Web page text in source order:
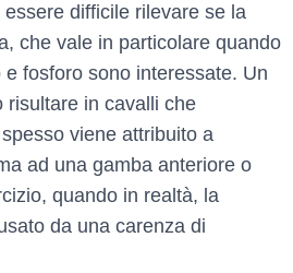
difficile rilevare se la
che vale in particolare quando
e fosforo sono interessate. Un
risultare in cavalli che
viene attribuito a
ad una gamba anteriore o
quando in realtà, la
da una carenza di